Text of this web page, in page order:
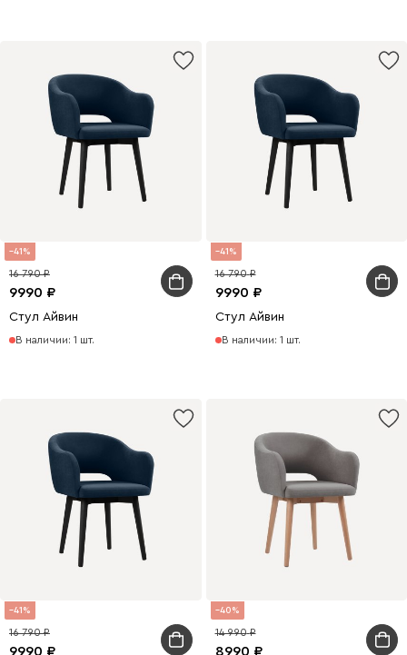
41
9990
16 790
Стул Айвин
В наличии: 1 шт.
41
9990
16 790
Стул Айвин
В наличии: 1 шт.
41
9990
16 790
40
8990
14 990